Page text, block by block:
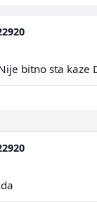
bitno sta kaze